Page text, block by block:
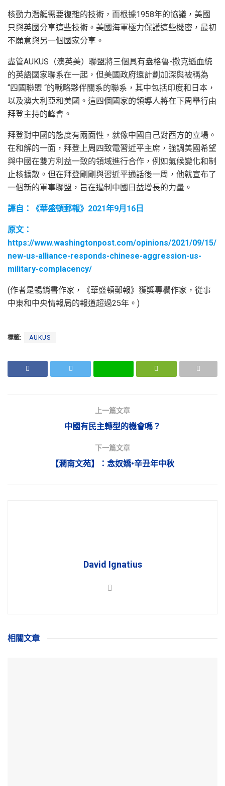
核動力潛艇需要復雜的技術，而根據1958年的協議，美國
只與英國分享這些技術。美國海軍極力保護這些機密，最初
不願意與另一個國家分享。
盡管AUKUS（澳英美）聯盟將三個具有盎格魯-撒克遜血統
的英語國家聯系在一起，但美國政府還計劃加深與被稱為
“四國聯盟 “的戰略夥伴關系的聯系，其中包括印度和日本，
以及澳大利亞和美國。這四個國家的領導人將在下周舉行由
拜登主持的峰會。
拜登對中國的態度有兩面性，就像中國自己對西方的立場。
在和解的一面，拜登上周四致電習近平主席，強調美國希望
與中國在雙方利益一致的領域進行合作，例如氣候變化和制
止核擴散。但在拜登剛剛與習近平通話後一周，他就宣布了
一個新的軍事聯盟，旨在遏制中國日益增長的力量。
譯自：《華盛頓郵報》2021年9月16日
原文：
https://www.washingtonpost.com/opinions/2021/09/15/
new-us-alliance-responds-chinese-aggression-us-
military-complacency/
(作者是暢銷書作家，《華盛頓郵報》獲獎專欄作家，從事
中東和中央情報局的報道超過25年。)
標籤: AUKUS
上一篇文章
中國有民主轉型的機會嗎？
下一篇文章
【潤南文苑】：念奴嬌•辛丑年中秋
David Ignatius
相關文章